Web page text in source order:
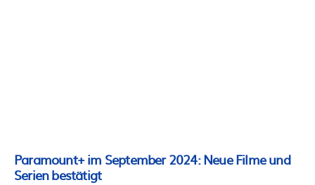
Paramount+ im September 2024: Neue Filme und
Serien bestätigt